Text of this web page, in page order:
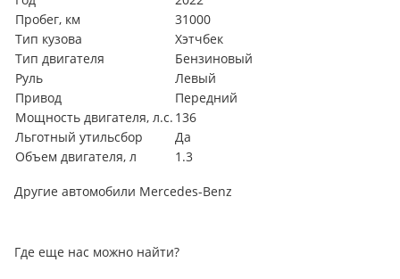
Пробег, км
31000
Тип кузова
Хэтчбек
Тип двигателя
Бензиновый
Руль
Левый
Привод
Передний
Мощность двигателя, л.с. 136
Льготный утильсбор
Да
Объем двигателя, л
1.3
Другие автомобили Mercedes-Benz
Где еще нас можно найти?